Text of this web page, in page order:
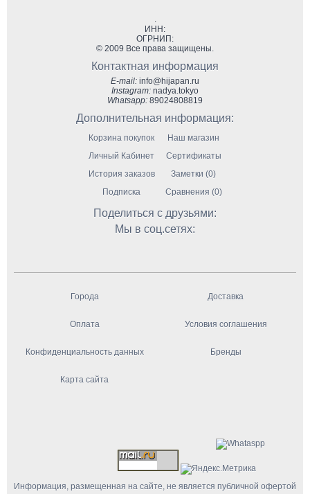
.
ИНН:
ОГРНИП:
© 2009 Все права защищены.
Контактная информация
E-mail: info@hijapan.ru
Instagram: nadya.tokyo
Whatsapp: 89024808819
Дополнительная информация:
Корзина покупок
Личный Кабинет
История заказов
Подписка
Наш магазин
Сертификаты
Заметки (0)
Сравнения (0)
Поделиться с друзьями:
Мы в соц.сетях:
Города Доставка
Оплата Условия соглашения
Конфиденциальность данных Бренды
Карта сайта
Информация, размещенная на сайте, не является публичной офертой